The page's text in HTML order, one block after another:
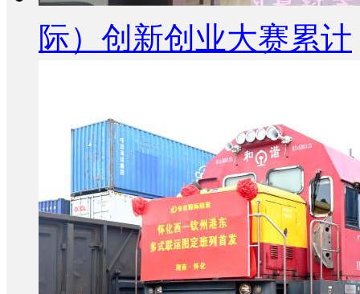
际）创新创业大赛累计